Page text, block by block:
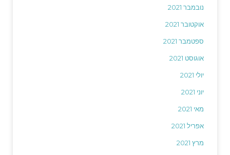
נובמבר 2021
אוקטובר 2021
ספטמבר 2021
אוגוסט 2021
יולי 2021
יוני 2021
מאי 2021
אפריל 2021
מרץ 2021